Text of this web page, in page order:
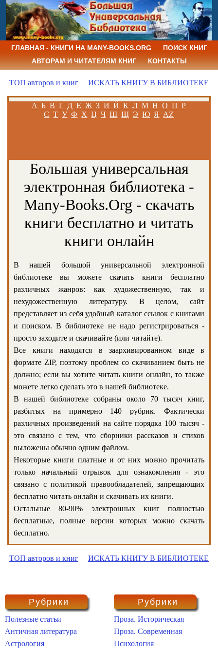
ГЛАВНАЯ - КНИГИ НА MANY-BOOKS.ORG
ПОИСК КНИГ
АВТОРАМ И ЧИТАТЕЛЯМ КНИГ
КОНТАКТЫ
ТОП авторов и книг ИСКАТЬ КНИГУ В БИБЛИОТЕКЕ
А Б В Г Д Е Ж З И Й К Л М Н О П Р
С Т У Ф Х Ц Ч Ш Щ Э Ю Я AZ
Большая универсальная
электронная библиотека -
Many-Books.Org - скачать
книги бесплатно и читать
книги онлайн
В нашей большой универсальной электронной
библиотеке вы можете скачать книги бесплатно
различных жанров: как художественную, так и
нехудожественную литературу. В целом, сайт
представляет из себя удобный каталог ссылок с книгами
и поиском. В библиотеке не надо регистрироваться -
просто заходите и скачивайте (или читайте).
Все книги находятся в заархивированном виде в
формате ZIP, поэтому проблем со скачиванием быть не
должно; если вы хотите читать книги онлайн, то также
можете легко сделать это в нашей библиотеке.
В нашей библиотеке собраны около 70 тысяч книг,
разбитых на примерно 140 рубрик. Фактически
различных произведений на сайте порядка 100 тысяч -
это связано с тем, что сборники рассказов и стихов
выложены обычно одним файлом.
Некоторые книги платные и от них можно прочитать
только начальный отрывок для ознакомления - это
связано с политикой правообладателей, запрещающих
бесплатно читать онлайн и скачивать их книги.
Остальные 80-90% электронных книг полностью
бесплатные, полные версии которых можно скачать
бесплатно.
ТОП авторов и книг ИСКАТЬ КНИГУ В БИБЛИОТЕКЕ
Рубрики
Полезные статьи
Античная литература
Астрология
Рубрики
Проза. Историческая
Проза. Современная
Психология